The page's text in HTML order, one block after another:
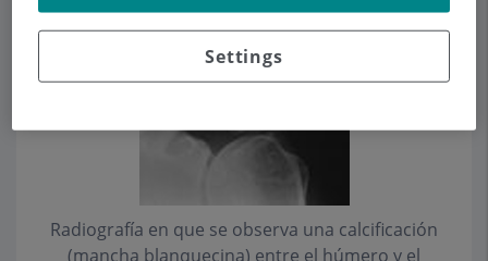
especial del tendón delsupraespinosopor el
depósito de material cálcico en su interior.
Radiografía en que se observa una calcificación
(mancha blanquecina) entre el húmero y el
Settings